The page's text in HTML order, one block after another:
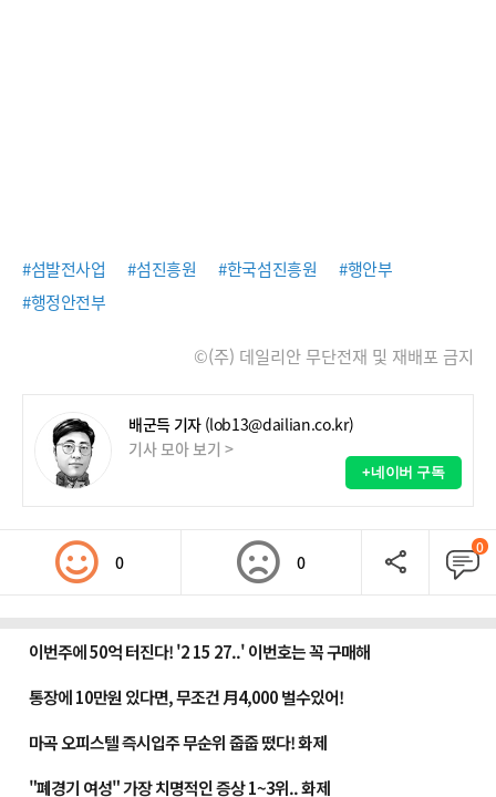
#섬발전사업 #섬진흥원 #한국섬진흥원
#행안부
#행정안전부
©(주) 데일리안 무단전재 및 재배포 금지
배군득 기자 (lob13@dailian.co.kr)
기사 모아 보기 >
+네이버 구독
0 0
0